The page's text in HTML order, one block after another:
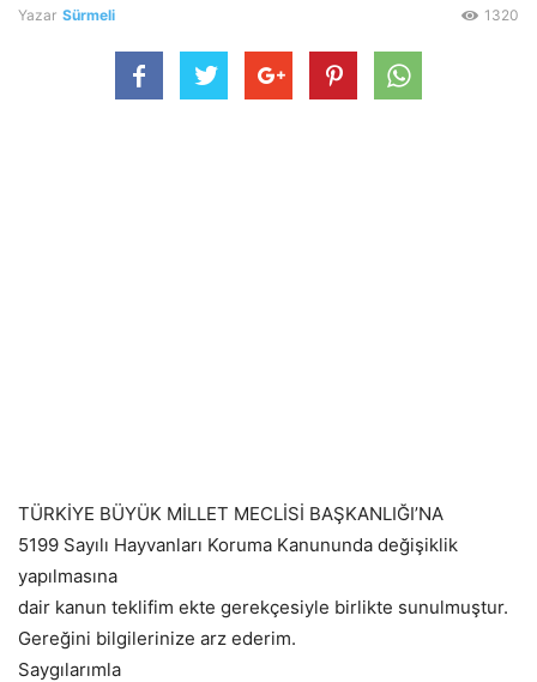
Yazar Sürmeli 1320
TÜRKİYE BÜYÜK MİLLET MECLİSİ BAŞKANLIĞI’NA
5199 Sayılı Hayvanları Koruma Kanununda değişiklik
yapılmasına
dair kanun teklifim ekte gerekçesiyle birlikte sunulmuştur.
Gereğini bilgilerinize arz ederim.
Saygılarımla